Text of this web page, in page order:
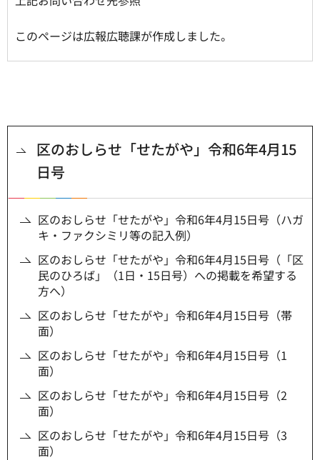
このページは広報広聴課が作成しました。
区のおしらせ「せたがや」令和6年4月15
日号
区のおしらせ「せたがや」令和6年4月15日号（ハガ
キ・ファクシミリ等の記入例）
区のおしらせ「せたがや」令和6年4月15日号（「区
民のひろば」（1日・15日号）への掲載を希望する
方へ）
区のおしらせ「せたがや」令和6年4月15日号（帯
面）
区のおしらせ「せたがや」令和6年4月15日号（1
面）
区のおしらせ「せたがや」令和6年4月15日号（2
面）
区のおしらせ「せたがや」令和6年4月15日号（3
面）